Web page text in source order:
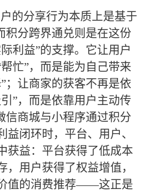
的分享行为本质上是基于
积分跨界通兑则是在这份
利益”的支撑。它让用户
忙”，而是能为自己带来
；让商家的获客不再是依
”，而是依靠用户主动传
信商城与小程序通过积分
益闭环时，平台、用户、
获益：平台获得了低成本
，用户获得了权益增值，
值的消费推荐——这正是